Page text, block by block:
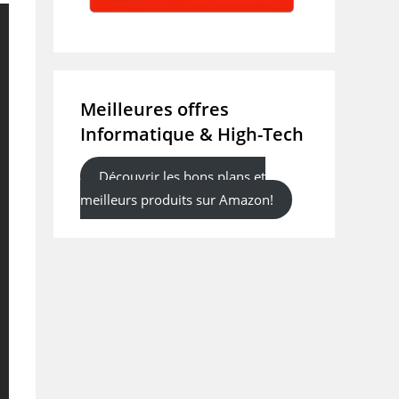
Meilleures offres
Informatique & High-Tech
Découvrir les bons plans et
meilleurs produits sur Amazon!